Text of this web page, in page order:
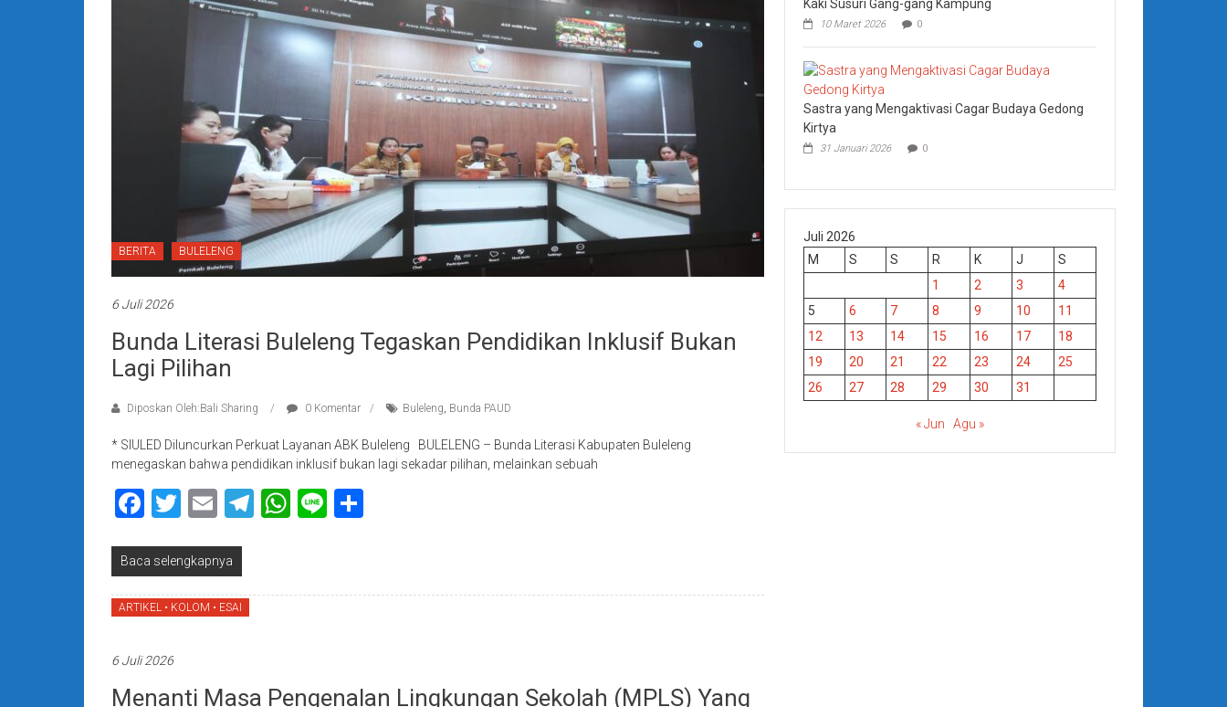
BERITA BULELENG
6 Juli 2026
Bunda Literasi Buleleng Tegaskan Pendidikan Inklusif Bukan
Lagi Pilihan
Diposkan Oleh:Bali Sharing 0 Komentar Buleleng, Bunda PAUD
* SIULED Diluncurkan Perkuat Layanan ABK Buleleng BULELENG – Bunda Literasi Kabupaten Buleleng
menegaskan bahwa pendidikan inklusif bukan lagi sekadar pilihan, melainkan sebuah
Facebook
Twitter
EmailTelegram
WhatsApp
Line
Baca selengkapnya
ARTIKEL • KOLOM • ESAI
6 Juli 2026
Menanti Masa Pengenalan Lingkungan Sekolah (MPLS) Yang
Kaki Susuri Gang-gang Kampung
10 Maret 2026 0
Sastra yang Mengaktivasi Cagar Budaya Gedong
Kirtya
31 Januari 2026 0
Juli 2026
M
S S R K J
S
1
2 3
4
5
6 7 8 9 10
11
12
13 14 15 16 17
18
19
20 21 22 23 24
25
26
27 28 29 30 31
« Jun Agu »